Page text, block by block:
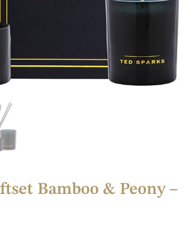
Bamboo & Peony –